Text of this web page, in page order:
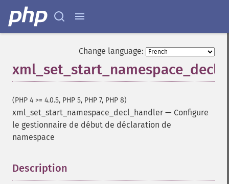
Change language:
(PHP 4 >= 4.0.5, PHP 5, PHP 7, PHP 8)
xml_set_start_namespace_decl_handler — Configure
le gestionnaire de début de déclaration de
namespace
Description